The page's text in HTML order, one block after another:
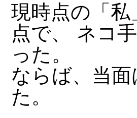
現時点の「
点で、 ネコ
った。
ならば、当
た。